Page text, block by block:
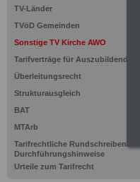
TV-Länder
TVöD Gemeinden
Sonstige TV Kirche AWO
Tarifverträge für Auszubildende
Überleitungsrecht
Strukturausgleich
BAT
MTArb
Tarifrechtliche Rundschreiben und
Durchführungshinweise
Urteile zum Tarifrecht